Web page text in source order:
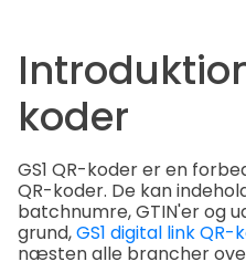
koder
GS1 QR-koder er en
QR-koder. De kan
batchnumre, GTIN'er og
grund,GS1 digital link QR-
næsten alle brancher